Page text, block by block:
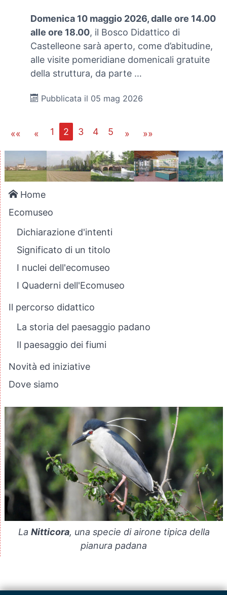
Domenica 10 maggio 2026, dalle ore 14.00
alle ore 18.00, il Bosco Didattico di
Castelleone sarà aperto, come d’abitudine,
alle visite pomeridiane domenicali gratuite
della struttura, da parte …
Pubblicata il 05 mag 2026
«« « 1 2 3 4 5 » »»
Home
Ecomuseo
Dichiarazione d'intenti
Significato di un titolo
I nuclei dell'ecomuseo
I Quaderni dell'Ecomuseo
Il percorso didattico
La storia del paesaggio padano
Il paesaggio dei fiumi
Novità ed iniziative
Dove siamo
La Nitticora, una specie di airone tipica della
pianura padana